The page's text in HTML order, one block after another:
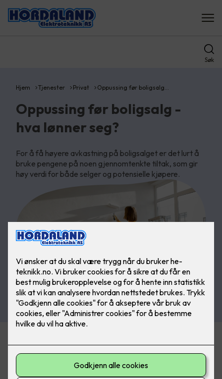
Søk
Hjem Tjenester Privat Oppussing før boligsalg…
Oppussing før boligsalg -
hva lønner seg?
For å få høyere avkastning på boligsalget er det lurt å
bruke pengene på noen gjennomtenkte tiltak, som gir
høy verdi for både selger og potensielle kjøpere.
med rent tap. Vi har samlet noen viktige tips og råd til hva
som faktisk lønner seg å gjøre før et boligsalg.